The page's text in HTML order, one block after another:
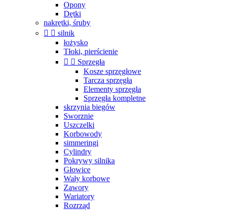
Opony
Dętki
nakrętki, śruby
  silnik
łożysko
Tłoki, pierścienie
  Sprzęgła
Kosze sprzęgłowe
Tarcza sprzęgła
Elementy sprzęgła
Sprzęgła kompletne
skrzynia biegów
Sworznie
Uszczelki
Korbowody
simmeringi
Cylindry
Pokrywy silnika
Głowice
Wały korbowe
Zawory
Wariatory
Rozrząd